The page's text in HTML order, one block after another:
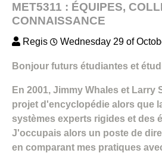
MET5311 : ÉQUIPES,
CONNAISSANCE
Regis Wednesday 29 of
Bonjour futurs étudiantes et
En 2001, Jimmy Whales et
projet d'encyclopédie alors que
systèmes experts rigides et des
J'occupais alors un poste de
en comparant mes pratiques